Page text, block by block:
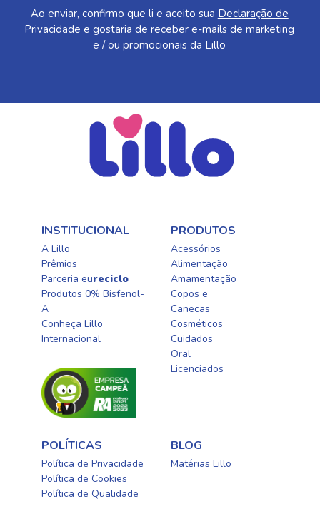
Ao enviar, confirmo que li e aceito sua Declaração de
Privacidade e gostaria de receber e-mails de marketing
e / ou promocionais da Lillo
INSTITUCIONAL
A Lillo
Prêmios
Parceria eureciclo
Produtos 0% Bisfenol-
A
Conheça Lillo
Internacional
PRODUTOS
Acessórios
Alimentação
Amamentação
Copos e
Canecas
Cosméticos
Cuidados
Oral​
Licenciados​
POLÍTICAS
Política de Privacidade
Política de Cookies
Política de Qualidade
BLOG
Matérias Lillo